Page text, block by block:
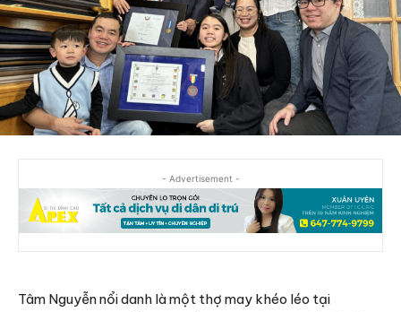
- Advertisement -
Tâm Nguyễn nổi danh là một thợ may khéo léo tại